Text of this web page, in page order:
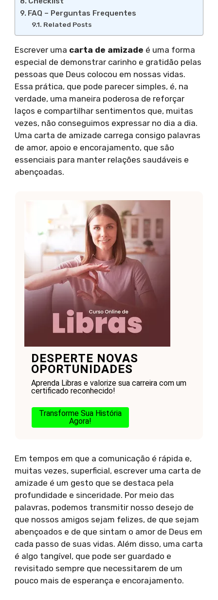
FAQ – Perguntas Frequentes
Related Posts
Escrever uma carta de amizade é uma forma
especial de demonstrar carinho e gratidão pelas
pessoas que Deus colocou em nossas vidas.
Essa prática, que pode parecer simples, é, na
verdade, uma maneira poderosa de reforçar
laços e compartilhar sentimentos que, muitas
vezes, não conseguimos expressar no dia a dia.
Uma carta de amizade carrega consigo palavras
de amor, apoio e encorajamento, que são
essenciais para manter relações saudáveis e
abençoadas.
DESPERTE NOVAS
OPORTUNIDADES
Aprenda Libras e valorize sua carreira com um
certificado reconhecido!
Transforme Sua História
Agora!
Em tempos em que a comunicação é rápida e,
muitas vezes, superficial, escrever uma carta de
amizade é um gesto que se destaca pela
profundidade e sinceridade. Por meio das
palavras, podemos transmitir nosso desejo de
que nossos amigos sejam felizes, de que sejam
abençoados e de que sintam o amor de Deus em
cada passo de suas vidas. Além disso, uma carta
é algo tangível, que pode ser guardado e
revisitado sempre que necessitarem de um
pouco mais de esperança e encorajamento.